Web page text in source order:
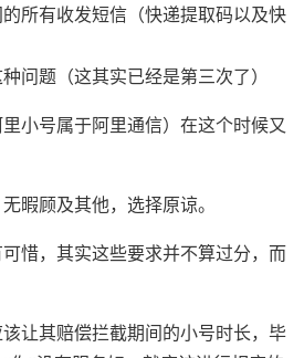
所有收发短信（快递提取码以及快
问题（这其实已经是第三次了）
小号属于阿里通信）在这个时候又
暇顾及其他，选择原谅。
惜，其实这些要求并不算过分，而
让其赔偿拦截期间的小号时长，毕